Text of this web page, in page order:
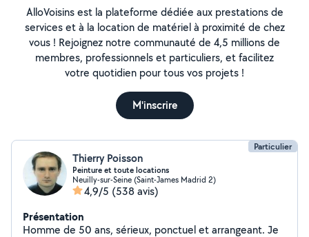
AlloVoisins est la plateforme dédiée aux prestations de
services et à la location de matériel à proximité de chez
vous ! Rejoignez notre communauté de 4,5 millions de
membres, professionnels et particuliers, et facilitez
votre quotidien pour tous vos projets !
M'inscrire
Particulier
Thierry Poisson
Peinture et toute locations
Neuilly-sur-Seine (Saint-James Madrid 2)
4,9/5 (538 avis)
Présentation
Homme de 50 ans, sérieux, ponctuel et arrangeant. Je